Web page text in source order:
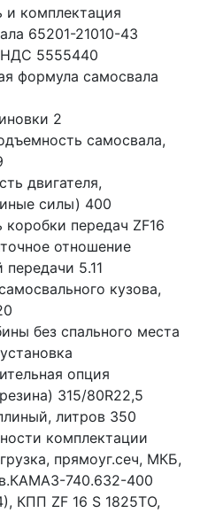
и комплектация
65201-21010-43
5555440
формула самосвала
2
самосвала,
двигателя,
силы) 400
передач ZF16
отношение
передачи 5.11
кузова,
без спального места
опция
315/80R22,5
литров 350
комплектации
прямоуг.сеч, МКБ,
740.632-400
КПП ZF 16 S 1825TO,